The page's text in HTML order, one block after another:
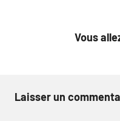
Vous
Laisser un